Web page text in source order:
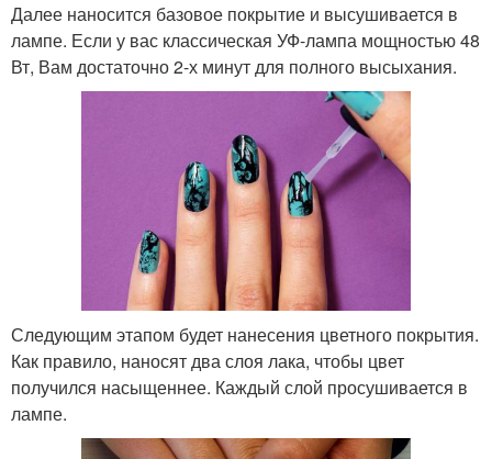
Далее наносится базовое покрытие и высушивается в
лампе. Если у вас классическая УФ-лампа мощностью 48
Вт, Вам достаточно 2-х минут для полного высыхания.
Следующим этапом будет нанесения цветного покрытия.
Как правило, наносят два слоя лака, чтобы цвет
получился насыщеннее. Каждый слой просушивается в
лампе.